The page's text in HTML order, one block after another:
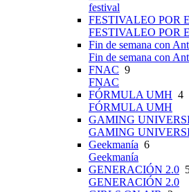
festival
FESTIVALEO POR
FESTIVALEO POR
Fin de semana con
Fin de semana con
FNAC 9
FNAC
FÓRMULA UMH 4
FÓRMULA UMH
GAMING
GAMING
Geekmanía 6
Geekmanía
GENERACIÓN 2.0
GENERACIÓN 2.0